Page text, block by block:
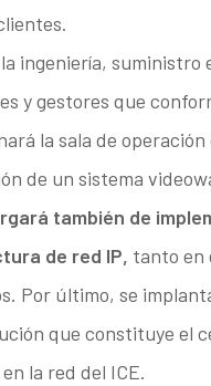
ingeniería,
y gestores que
la sala de
de un sistema
también de
de red IP, tanto en
Por último, se
que constituye el
la red del ICE.